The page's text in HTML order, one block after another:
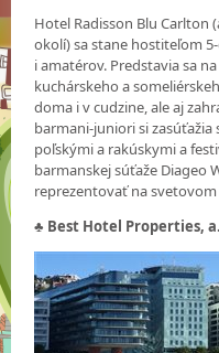
Hotel Radisson Blu Carlton
okolí) sa stane hostiteľom
i amatérov. Predstavia sa
kuchárskeho a
doma i v cudzine, ale aj
barmani-juniori si zasúťažia
poľskými a rakúskymi a
barmanskej súťaže Diageo
reprezentovať na svetovom
♣ Best Hotel Properties,